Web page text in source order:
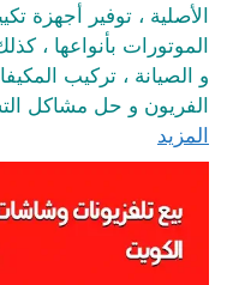
الأصلية ، توفير أجهزة
الموتورات بأنواعها ،
و الصيانة ، تركيب
الفريون و حل مشاكل
المزيد